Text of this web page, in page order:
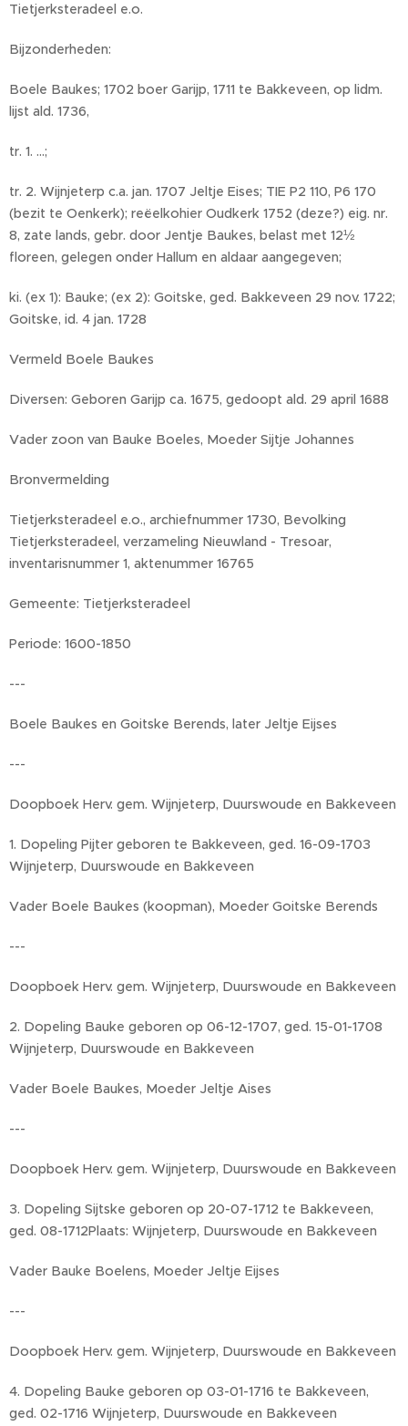
Tietjerksteradeel e.o.
Bijzonderheden:
Boele Baukes; 1702 boer Garijp, 1711 te Bakkeveen, op lidm.
lijst ald. 1736,
tr. 1. ...;
tr. 2. Wijnjeterp c.a. jan. 1707 Jeltje Eises; TIE P2 110, P6 170
(bezit te Oenkerk); reëelkohier Oudkerk 1752 (deze?) eig. nr.
8, zate lands, gebr. door Jentje Baukes, belast met 12½
floreen, gelegen onder Hallum en aldaar aangegeven;
ki. (ex 1): Bauke; (ex 2): Goitske, ged. Bakkeveen 29 nov. 1722;
Goitske, id. 4 jan. 1728
Vermeld Boele Baukes
Diversen: Geboren Garijp ca. 1675, gedoopt ald. 29 april 1688
Vader zoon van Bauke Boeles, Moeder Sijtje Johannes
Bronvermelding
Tietjerksteradeel e.o., archiefnummer 1730, Bevolking
Tietjerksteradeel, verzameling Nieuwland - Tresoar,
inventarisnummer 1, aktenummer 16765
Gemeente: Tietjerksteradeel
Periode: 1600-1850
---
Boele Baukes en Goitske Berends, later Jeltje Eijses
---
Doopboek Herv. gem. Wijnjeterp, Duurswoude en Bakkeveen
1. Dopeling Pijter geboren te Bakkeveen, ged. 16-09-1703
Wijnjeterp, Duurswoude en Bakkeveen
Vader Boele Baukes (koopman), Moeder Goitske Berends
---
Doopboek Herv. gem. Wijnjeterp, Duurswoude en Bakkeveen
2. Dopeling Bauke geboren op 06-12-1707, ged. 15-01-1708
Wijnjeterp, Duurswoude en Bakkeveen
Vader Boele Baukes, Moeder Jeltje Aises
---
Doopboek Herv. gem. Wijnjeterp, Duurswoude en Bakkeveen
3. Dopeling Sijtske geboren op 20-07-1712 te Bakkeveen,
ged. 08-1712Plaats: Wijnjeterp, Duurswoude en Bakkeveen
Vader Bauke Boelens, Moeder Jeltje Eijses
---
Doopboek Herv. gem. Wijnjeterp, Duurswoude en Bakkeveen
4. Dopeling Bauke geboren op 03-01-1716 te Bakkeveen,
ged. 02-1716 Wijnjeterp, Duurswoude en Bakkeveen